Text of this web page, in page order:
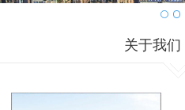
关于我们